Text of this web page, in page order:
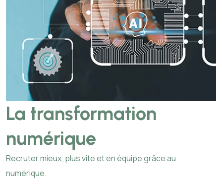
La transformation
numérique
Recruter mieux, plus vite et en équipe grâce au
numérique.